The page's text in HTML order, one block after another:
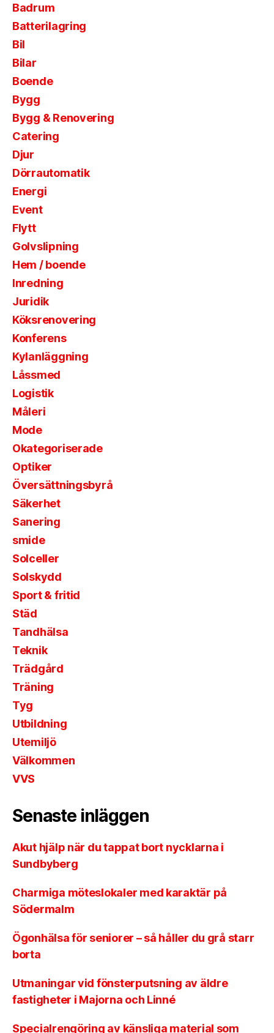
Badrum
Batterilagring
Bil
Bilar
Boende
Bygg
Bygg & Renovering
Catering
Djur
Dörrautomatik
Energi
Event
Flytt
Golvslipning
Hem / boende
Inredning
Juridik
Köksrenovering
Konferens
Kylanläggning
Låssmed
Logistik
Måleri
Mode
Okategoriserade
Optiker
Översättningsbyrå
Säkerhet
Sanering
smide
Solceller
Solskydd
Sport & fritid
Städ
Tandhälsa
Teknik
Trädgård
Träning
Tyg
Utbildning
Utemiljö
Välkommen
VVS
Senaste inläggen
Akut hjälp när du tappat bort nycklarna i
Sundbyberg
Charmiga möteslokaler med karaktär på
Södermalm
Ögonhälsa för seniorer – så håller du grå starr
borta
Utmaningar vid fönsterputsning av äldre
fastigheter i Majorna och Linné
Specialrengöring av känsliga material som